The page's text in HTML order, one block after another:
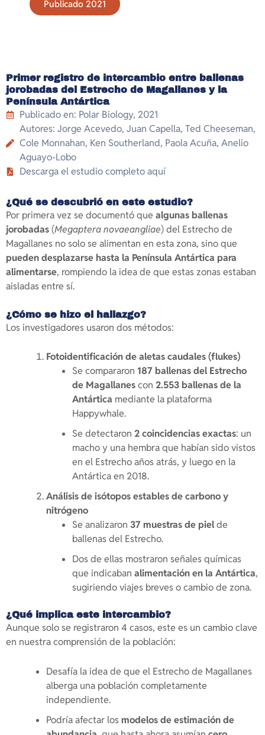
Publicado 2021
Primer registro de intercambio entre ballenas
jorobadas del Estrecho de Magallanes y la
Península Antártica
Publicado en: Polar Biology, 2021
Autores: Jorge Acevedo, Juan Capella, Ted Cheeseman,
Cole Monnahan, Ken Southerland, Paola Acuña, Anelio
Aguayo-Lobo
Descarga el estudio completo aquí
¿Qué se descubrió en este estudio?
Por primera vez se documentó que algunas ballenas
jorobadas(Megaptera novaeangliae) del Estrecho de
Magallanes no solo se alimentan en esta zona, sino que
pueden desplazarse hasta la Península Antártica para
alimentarse, rompiendo la idea de que estas zonas estaban
aisladas entre sí.
¿Cómo se hizo el hallazgo?
Los investigadores usaron dos métodos:
Fotoidentificación de aletas caudales (flukes)
Se compararon 187 ballenas del Estrecho
de Magallanescon 2.553 ballenas de la
Antártica mediante la plataforma
Happywhale.
Se detectaron 2 coincidencias exactas: un
macho y una hembra que habían sido vistos
en el Estrecho años atrás, y luego en la
Antártica en 2018.
Análisis de isótopos estables de carbono y
nitrógeno
Se analizaron 37 muestras de pielde
ballenas del Estrecho.
Dos de ellas mostraron señales químicas
que indicaban alimentación en la Antártica,
sugiriendo viajes breves o cambio de zona.
¿Qué implica este intercambio?
Aunque solo se registraron 4 casos, este es un cambio clave
en nuestra comprensión de la población:
Desafía la idea de que el Estrecho de Magallanes
alberga una población completamente
independiente.
Podría afectar los modelos de estimación de